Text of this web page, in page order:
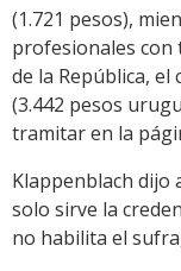
(1.721 pesos),
profesionales con
de la República,
(3.442 pesos
tramitar en la
Klappenblach dijo
solo sirve la
no habilita el